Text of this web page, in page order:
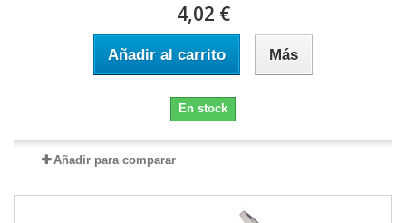
4,02 €
Añadir al carrito Más
En stock
Añadir para comparar